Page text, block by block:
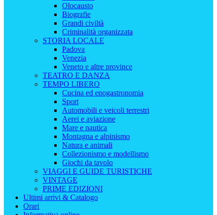
Olocausto
Biografie
Grandi civiltà
Criminalità organizzata
STORIA LOCALE
Padova
Venezia
Veneto e altre province
TEATRO E DANZA
TEMPO LIBERO
Cucina ed enogastronomia
Sport
Automobili e veicoli terrestri
Aerei e aviazione
Mare e nautica
Montagna e alpinismo
Natura e animali
Collezionismo e modellismo
Giochi da tavolo
VIAGGI E GUIDE TURISTICHE
VINTAGE
PRIME EDIZIONI
Ultimi arrivi & Catalogo
Orari